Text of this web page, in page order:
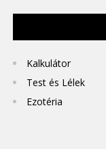
Kalkulátor
Test és Lélek
Ezotéria